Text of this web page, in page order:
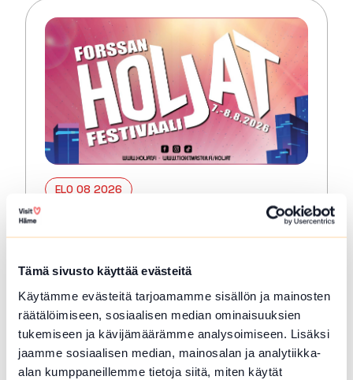
Tämä sivusto käyttää evästeitä
Käytämme evästeitä tarjoamamme sisällön ja mainosten
räätälöimiseen, sosiaalisen median ominaisuuksien
tukemiseen ja kävijämäärämme analysoimiseen. Lisäksi
jaamme sosiaalisen median, mainosalan ja analytiikka-
alan kumppaneillemme tietoja siitä, miten käytät
ELO 08 2026
PERINTEINEN JA SUOSITTU FORSSAN
HOLJAT-FESTIVAALI JUHLITAAN
ELOKUUSSA 2026 Forssan Holjat-
kaupunkifestivaali juhlitaan Forssan torilla
perjantaista lauantaihin 7.-8.8.2026.
Hienoksi suurtapahtumaksi kasvanut